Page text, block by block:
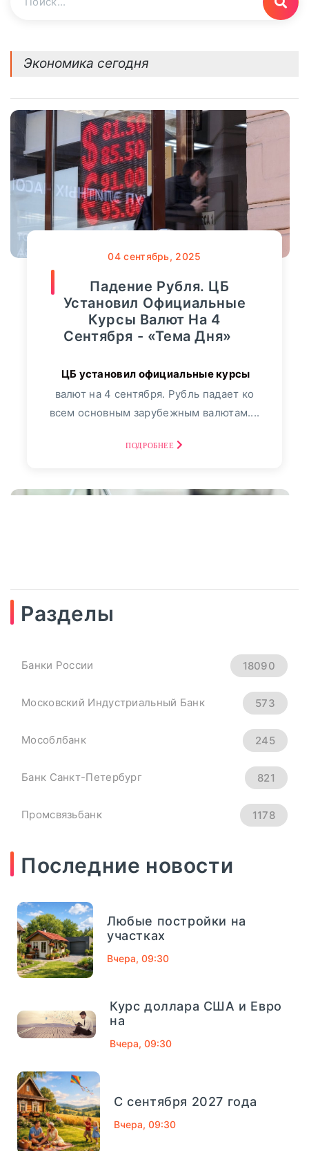
Экономика сегодня
04 сентябрь, 2025
Падение Рубля. ЦБ
Установил Официальные
Курсы Валют На 4
Сентября - «Тема Дня»
валют на 4 сентября. Рубль падает ко
всем основным зарубежным валютам....
ПОДРОБНЕЕ
Рубль Теряет Высоту.
Курсы Доллара, Евро И
Юаня На 4 Сентября -
всем основным мировым валютам.
04сентябрь, 2025
Финансовый Совет На 4
Деньги За Лишние
Школьные Покупки -
«Тема Дня»
Разделы
Банки России 18090
Московский Индустриальный Банк 573
Мособлбанк 245
Банк Санкт-Петербург 821
Промсвязьбанк 1178
Внешпромбанк
Банк Югра
1013
Совкомбанк
ТРАСТ
Газпромбанк
Последние новости
Любые постройки на
участках
Вчера, 09:30
Курс доллара США и Евро
на
Вчера, 09:30
С сентября 2027 года
Вчера, 09:30